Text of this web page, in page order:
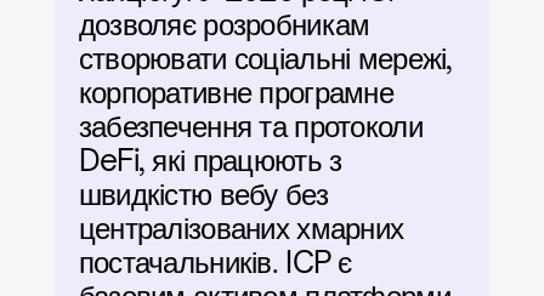
дозволяє розробникам
створювати соціальні мережі,
корпоративне програмне
забезпечення та протоколи
DeFi, які працюють з
швидкістю вебу без
централізованих хмарних
постачальників. ICP є